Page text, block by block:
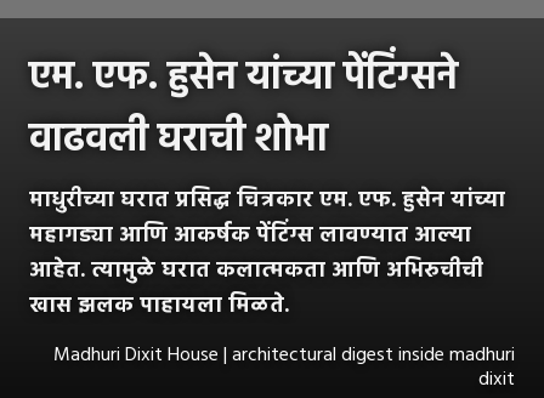
एम. एफ. हुसेन यांच्या पेंटिंग्सने
वाढवली घराची शोभा
माधुरीच्या घरात प्रसिद्ध चित्रकार एम. एफ. हुसेन यांच्या
महागड्या आणि आकर्षक पेंटिंग्स लावण्यात आल्या
आहेत. त्यामुळे घरात कलात्मकता आणि अभिरुचीची
खास झलक पाहायला मिळते.
Madhuri Dixit House | architectural digest inside madhuri
dixit